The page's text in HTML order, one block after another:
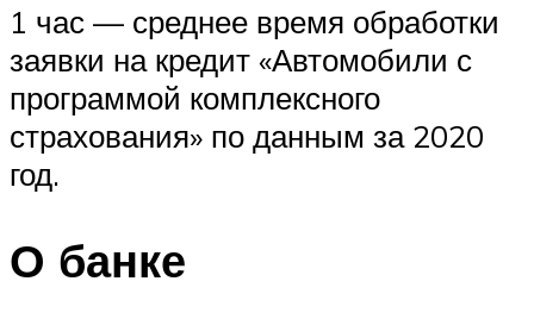
1 час — среднее время обработки
заявки на кредит «Автомобили с
программой комплексного
страхования» по данным за 2020
год.
О банке